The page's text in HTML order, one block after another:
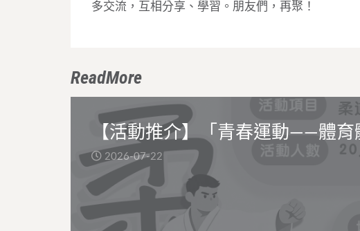
多交流，互相分享、學習。朋友們，再聚！
ReadMore
【活動推介】「青春運動——體育
2026-07-22